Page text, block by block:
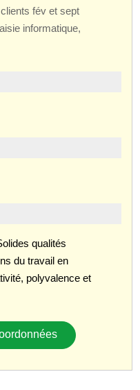
fév et sept
informatique,
qualités
du travail en
polyvalence et